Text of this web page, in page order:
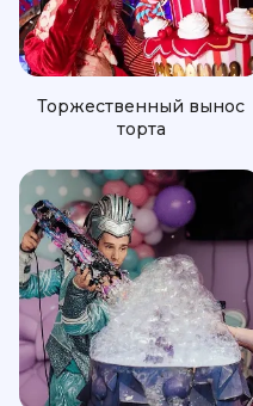
Торжественный вынос
торта